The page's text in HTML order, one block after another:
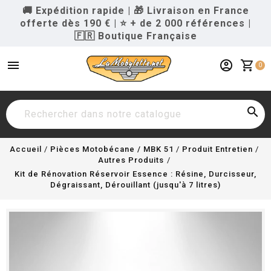
🚚 Expédition rapide | 🎁 Livraison en France
offerte dès 190 € | ⭐ + de 2 000 références |
🇫🇷 Boutique Française
menu shopping_cart 0
account_circle

Accueil Pièces Motobécane / MBK 51
Produit Entretien
Autres Produits
Kit de Rénovation Réservoir Essence : Résine, Durcisseur,
Dégraissant, Dérouillant (jusqu'à 7 litres)